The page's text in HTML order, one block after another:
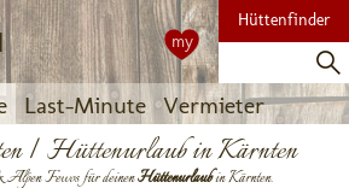
Last-Minute Vermieter
Hüttenfinder
my
| Hüttenurlaub in Kärnten
Alpen Fewos für deinenHüttenurlaubin Kärnten.